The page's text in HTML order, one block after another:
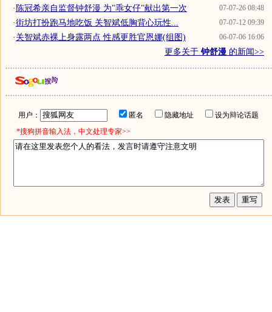
07-07-26 08:48
· 陈冠希亲自监督钟舒漫 为"乖女仔"献出第一次
07-07-12 09:39
·街坊打扮跑马地吃饭 关智斌低胸背心玩性...
06-07-06 16:06
·关智斌赤裸上身露两点 性感更胜官恩娜(组图)
更多关于 钟舒漫 的新闻>>
用户： 匿名 隐藏地址
设为辩论话题
*搜狗拼音输入法，中文处理专家>>